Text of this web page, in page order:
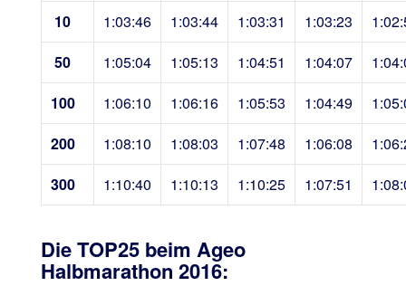
10
1:03:46 1:03:44 1:03:31 1:03:23
50
1:05:04 1:05:13 1:04:51 1:04:07
100
1:06:10 1:06:16 1:05:53 1:04:49
200
1:08:10 1:08:03 1:07:48 1:06:08
300
1:10:40 1:10:13 1:10:25 1:07:51
Die TOP25 beim Ageo
Halbmarathon 2016: